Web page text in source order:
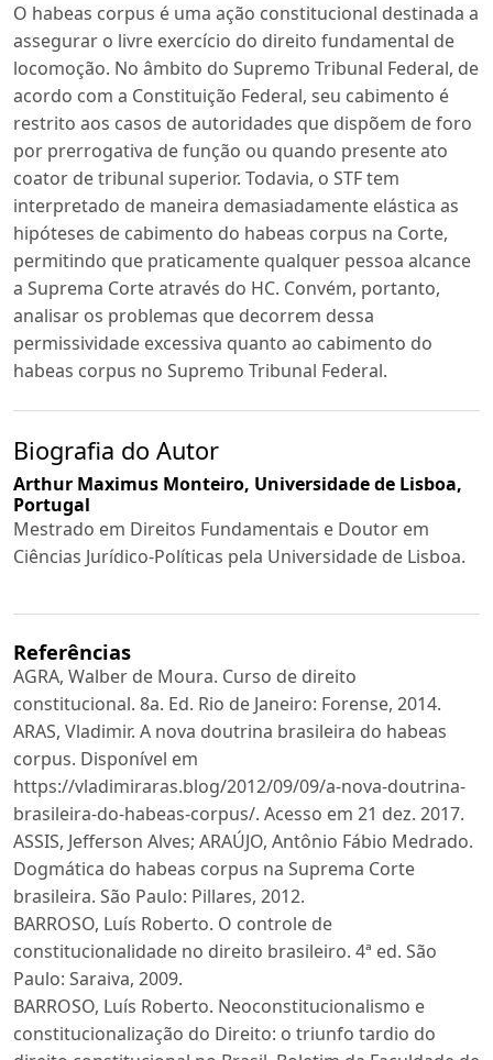
O habeas corpus é uma ação constitucional destinada a
assegurar o livre exercício do direito fundamental de
locomoção. No âmbito do Supremo Tribunal Federal, de
acordo com a Constituição Federal, seu cabimento é
restrito aos casos de autoridades que dispõem de foro
por prerrogativa de função ou quando presente ato
coator de tribunal superior. Todavia, o STF tem
interpretado de maneira demasiadamente elástica as
hipóteses de cabimento do habeas corpus na Corte,
permitindo que praticamente qualquer pessoa alcance
a Suprema Corte através do HC. Convém, portanto,
analisar os problemas que decorrem dessa
permissividade excessiva quanto ao cabimento do
habeas corpus no Supremo Tribunal Federal.
Biografia do Autor
Arthur Maximus Monteiro, Universidade de Lisboa,
Portugal
Mestrado em Direitos Fundamentais e Doutor em
Ciências Jurídico-Políticas pela Universidade de Lisboa.
Referências
AGRA, Walber de Moura. Curso de direito
constitucional. 8a. Ed. Rio de Janeiro: Forense, 2014.
ARAS, Vladimir. A nova doutrina brasileira do habeas
corpus. Disponível em
https://vladimiraras.blog/2012/09/09/a-nova-doutrina-
brasileira-do-habeas-corpus/. Acesso em 21 dez. 2017.
ASSIS, Jefferson Alves; ARAÚJO, Antônio Fábio Medrado.
Dogmática do habeas corpus na Suprema Corte
brasileira. São Paulo: Pillares, 2012.
BARROSO, Luís Roberto. O controle de
constitucionalidade no direito brasileiro. 4ª ed. São
Paulo: Saraiva, 2009.
BARROSO, Luís Roberto. Neoconstitucionalismo e
constitucionalização do Direito: o triunfo tardio do